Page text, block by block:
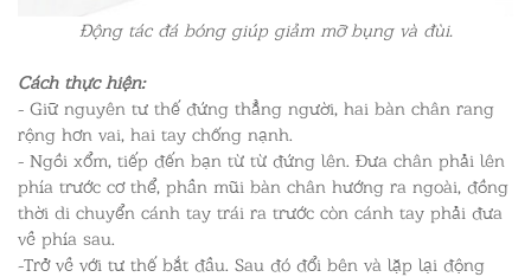
Động tác đá bóng giúp giảm mỡ bụng và đùi.
Cách thực hiện:
- Giữ nguyên tư thế đứng thẳng người, hai bàn chân rang
rộng hơn vai, hai tay chống nạnh.
- Ngồi xổm, tiếp đến bạn từ từ đứng lên. Đưa chân phải lên
phía trước cơ thể, phần mũi bàn chân hướng ra ngoài, đồng
thời di chuyển cánh tay trái ra trước còn cánh tay phải đưa
về phía sau.
-Trở về với tư thế bắt đầu. Sau đó đổi bên và lặp lại động